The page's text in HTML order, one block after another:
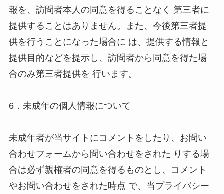
報を、訪問者本人の同意を得ることなく 第三者に
提供することはありません。また、今後第三者提
供を行うことになった場合に は、提供する情報と
提供目的などを提示し、訪問者から同意を得た場
合のみ第三者提供を 行います。
6．未成年の個人情報について
未成年者が当サイトにコメントをしたり、お問い
合わせフォームから問い合わせをされた りする場
合は必ず親権者の同意を得るものとし、コメント
やお問い合わせをされた時点 で、当プライバシー